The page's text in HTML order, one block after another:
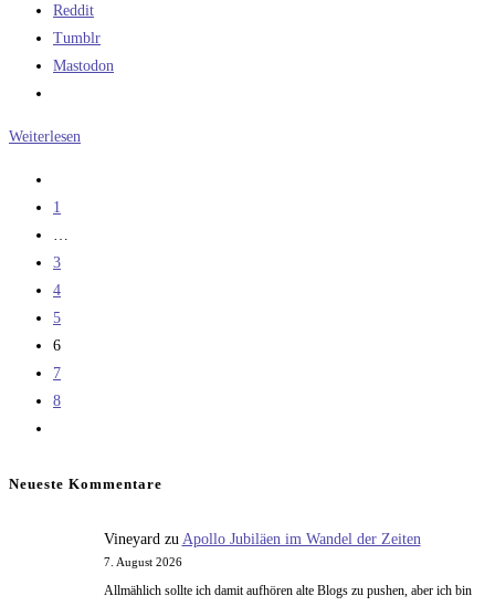
Reddit
Tumblr
Mastodon
Weiterlesen
vorherigen
1
3
4
5
6
7
8
Seite
Neueste Kommentare
Vineyardzu Apollo Jubiläen im Wandel der Zeiten
7. August 2026
Allmählich sollte ich damit aufhören alte Blogs zu pushen, aber ich bin